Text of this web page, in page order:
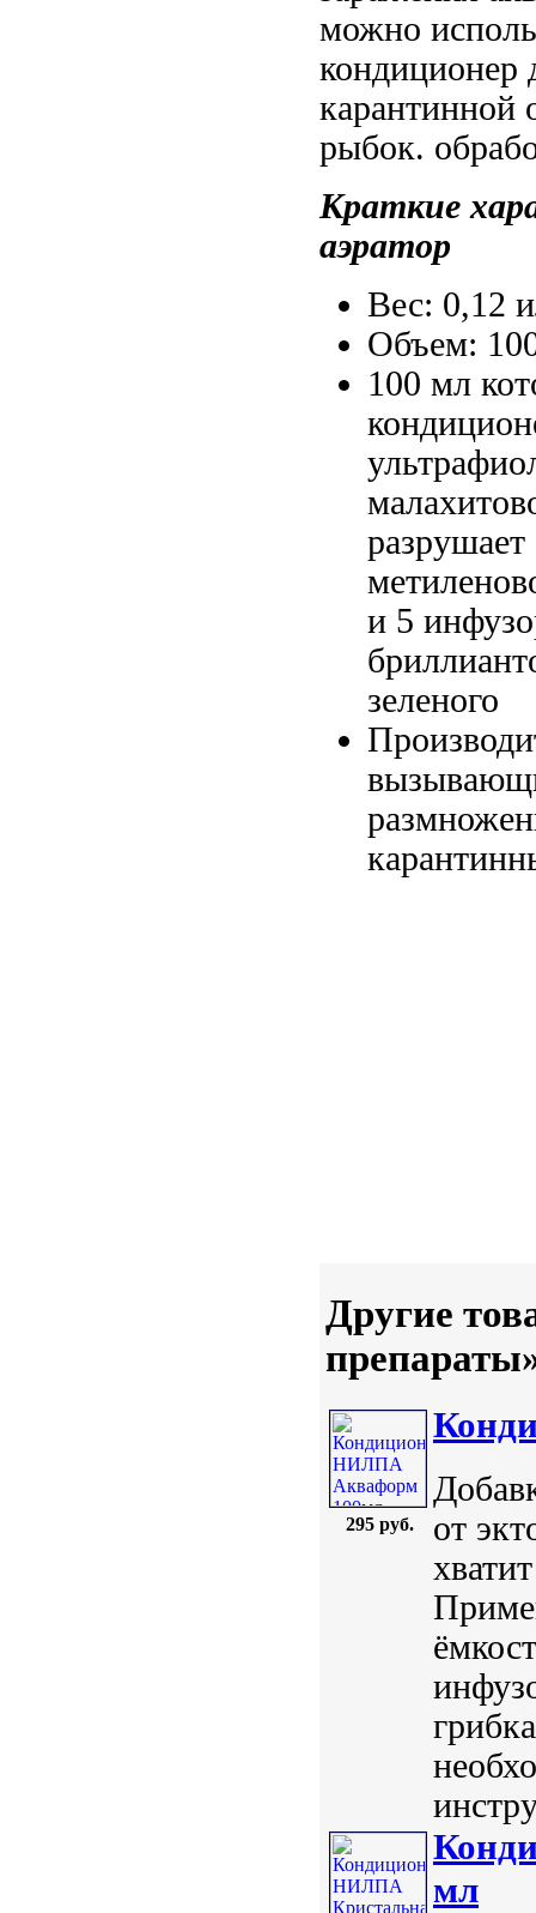
можно
кондиционер
карантинной
рыбок.
Краткие
аэратор
Вес: 0,12
Объем:
100 мл
разрушает
и 5
зеленого
Другие
295 руб.
от
мл